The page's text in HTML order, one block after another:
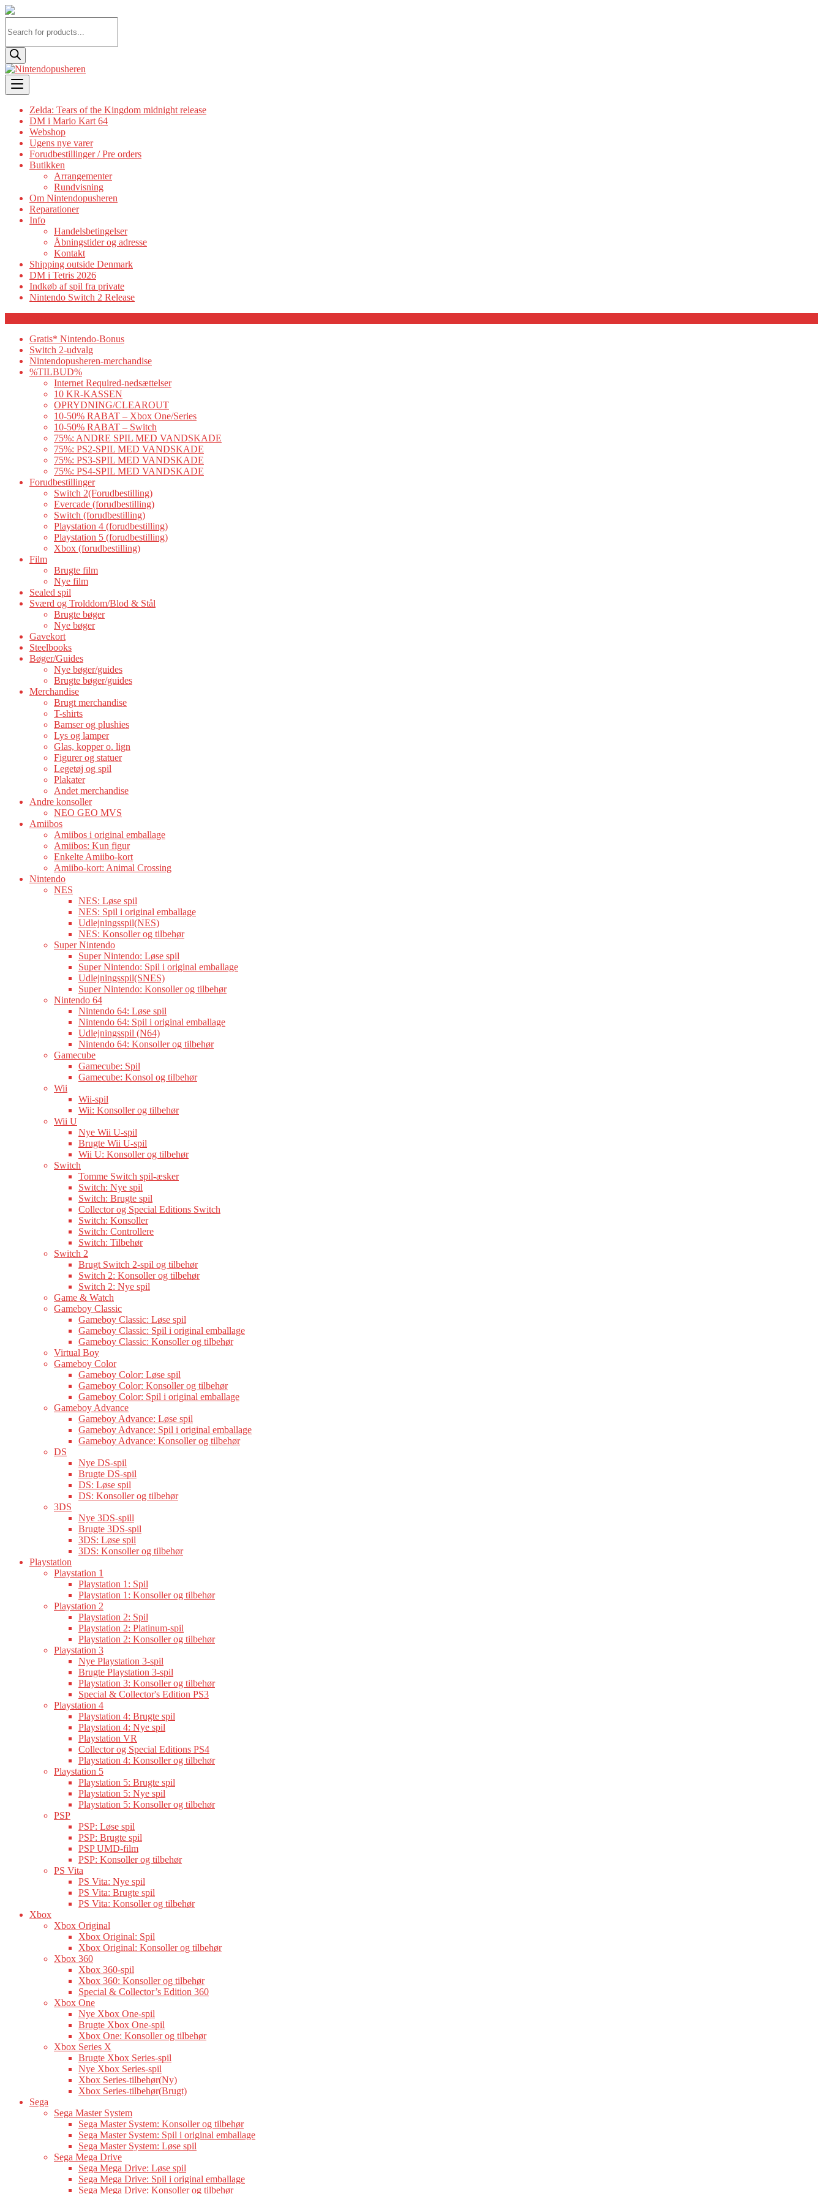
search
Skip
to
content
Zelda: Tears of the Kingdom midnight release
DM i Mario Kart 64
Webshop
Ugens nye varer
Forudbestillinger / Pre orders
Butikken
Arrangementer
Rundvisning
Om Nintendopusheren
Reparationer
Info
Handelsbetingelser
Åbningstider og adresse
Kontakt
Shipping outside Denmark
DM i Tetris 2026
Indkøb af spil fra private
Nintendo Switch 2 Release
Gratis* Nintendo-Bonus
Switch 2-udvalg
Nintendopusheren-merchandise
%TILBUD%
Internet Required-nedsættelser
10 KR-KASSEN
OPRYDNING/CLEAROUT
10-50% RABAT – Xbox One/Series
10-50% RABAT – Switch
75%: ANDRE SPIL MED VANDSKADE
75%: PS2-SPIL MED VANDSKADE
75%: PS3-SPIL MED VANDSKADE
75%: PS4-SPIL MED VANDSKADE
Forudbestillinger
Switch 2(Forudbestilling)
Evercade (forudbestilling)
Switch (forudbestilling)
Playstation 4 (forudbestilling)
Playstation 5 (forudbestilling)
Xbox (forudbestilling)
Film
Brugte film
Nye film
Sealed spil
Sværd og Trolddom/Blod & Stål
Brugte bøger
Nye bøger
Gavekort
Steelbooks
Bøger/Guides
Nye bøger/guides
Brugte bøger/guides
Merchandise
Brugt merchandise
T-shirts
Bamser og plushies
Lys og lamper
Glas, kopper o. lign
Figurer og statuer
Legetøj og spil
Plakater
Andet merchandise
Andre konsoller
NEO GEO MVS
Amiibos
Amiibos i original emballage
Amiibos: Kun figur
Enkelte Amiibo-kort
Amiibo-kort: Animal Crossing
Nintendo
NES
NES: Løse spil
NES: Spil i original emballage
Udlejningsspil(NES)
NES: Konsoller og tilbehør
Super Nintendo
Super Nintendo: Løse spil
Super Nintendo: Spil i original emballage
Udlejningsspil(SNES)
Super Nintendo: Konsoller og tilbehør
Nintendo 64
Nintendo 64: Løse spil
Nintendo 64: Spil i original emballage
Udlejningsspil (N64)
Nintendo 64: Konsoller og tilbehør
Gamecube
Gamecube: Spil
Gamecube: Konsol og tilbehør
Wii
Wii-spil
Wii: Konsoller og tilbehør
Wii U
Nye Wii U-spil
Brugte Wii U-spil
Wii U: Konsoller og tilbehør
Switch
Tomme Switch spil-æsker
Switch: Nye spil
Switch: Brugte spil
Collector og Special Editions Switch
Switch: Konsoller
Switch: Controllere
Switch: Tilbehør
Switch 2
Brugt Switch 2-spil og tilbehør
Switch 2: Konsoller og tilbehør
Switch 2: Nye spil
Game & Watch
Gameboy Classic
Gameboy Classic: Løse spil
Gameboy Classic: Spil i original emballage
Gameboy Classic: Konsoller og tilbehør
Virtual Boy
Gameboy Color
Gameboy Color: Løse spil
Gameboy Color: Konsoller og tilbehør
Gameboy Color: Spil i original emballage
Gameboy Advance
Gameboy Advance: Løse spil
Gameboy Advance: Spil i original emballage
Gameboy Advance: Konsoller og tilbehør
DS
Nye DS-spil
Brugte DS-spil
DS: Løse spil
DS: Konsoller og tilbehør
3DS
Nye 3DS-spill
Brugte 3DS-spil
3DS: Løse spil
3DS: Konsoller og tilbehør
Playstation
Playstation 1
Playstation 1: Spil
Playstation 1: Konsoller og tilbehør
Playstation 2
Playstation 2: Spil
Playstation 2: Platinum-spil
Playstation 2: Konsoller og tilbehør
Playstation 3
Nye Playstation 3-spil
Brugte Playstation 3-spil
Playstation 3: Konsoller og tilbehør
Special & Collector's Edition PS3
Playstation 4
Playstation 4: Brugte spil
Playstation 4: Nye spil
Playstation VR
Collector og Special Editions PS4
Playstation 4: Konsoller og tilbehør
Playstation 5
Playstation 5: Brugte spil
Playstation 5: Nye spil
Playstation 5: Konsoller og tilbehør
PSP
PSP: Løse spil
PSP: Brugte spil
PSP UMD-film
PSP: Konsoller og tilbehør
PS Vita
PS Vita: Nye spil
PS Vita: Brugte spil
PS Vita: Konsoller og tilbehør
Xbox
Xbox Original
Xbox Original: Spil
Xbox Original: Konsoller og tilbehør
Xbox 360
Xbox 360-spil
Xbox 360: Konsoller og tilbehør
Special & Collector’s Edition 360
Xbox One
Nye Xbox One-spil
Brugte Xbox One-spil
Xbox One: Konsoller og tilbehør
Xbox Series X
Brugte Xbox Series-spil
Nye Xbox Series-spil
Xbox Series-tilbehør(Ny)
Xbox Series-tilbehør(Brugt)
Sega
Sega Master System
Sega Master System: Konsoller og tilbehør
Sega Master System: Spil i original emballage
Sega Master System: Løse spil
Sega Mega Drive
Sega Mega Drive: Løse spil
Sega Mega Drive: Spil i original emballage
Sega Mega Drive: Konsoller og tilbehør